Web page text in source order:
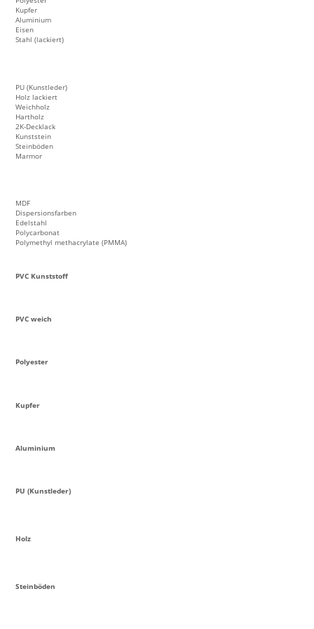
Kupfer
Aluminium
Eisen
Stahl (lackiert)
PU (Kunstleder)
Holz lackiert
Weichholz
Hartholz
2K-Decklack
Kunststein
Steinböden
Marmor
MDF
Dispersionsfarben
Edelstahl
Polycarbonat
Polymethyl methacrylate (PMMA)
PVC Kunststoff
PVC weich
Polyester
Kupfer
Aluminium
PU (Kunstleder)
Holz
Steinböden